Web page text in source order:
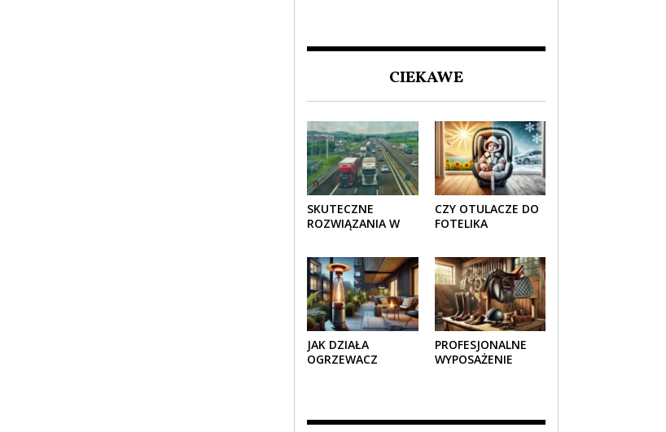
CIEKAWE
SKUTECZNE
ROZWIĄZANIA W
DREWNIANE I
TEKTUROWE
CZY OTULACZE DO
FOTELIKA
LATEM I ZIMĄ?
JAK DZIAŁA
OGRZEWACZ
PROFESJONALNE
WYPOSAŻENIE